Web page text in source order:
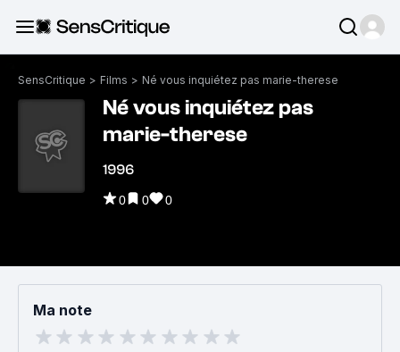
SensCritique > Films > Né vous inquiétez pas marie-therese
Né vous inquiétez pas
marie-therese
1996
0 0 0
Ma note